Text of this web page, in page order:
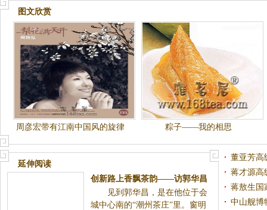
图文欣赏
周彦宏带有江南中国风的旋律
——:梨花满天开
粽子——我的相思
延伸阅读
创新路上香飘茶韵——访郭华昌
和
见到郭华昌，是在他位于会
城中心南的“潮州茶庄”里。窗明
董亚芳高
蒋才源高
蒋敖生国
中山舰博